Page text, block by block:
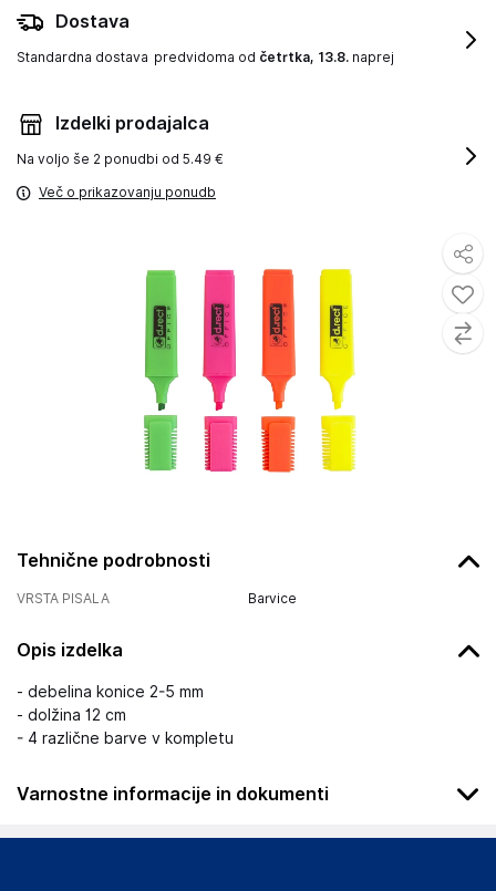
Tehnične podrobnosti
VRSTA PISALA Barvice
Opis izdelka
- debelina konice 2-5 mm
- dolžina 12 cm
- 4 različne barve v kompletu
Varnostne informacije in dokumenti
Podatki o proizvajalcu
Dostava
Standardna dostava predvidoma od četrtka, 13.8. naprej
Izdelki prodajalca
Na voljo še 2 ponudbi od 5.49 €
Več o prikazovanju ponudb